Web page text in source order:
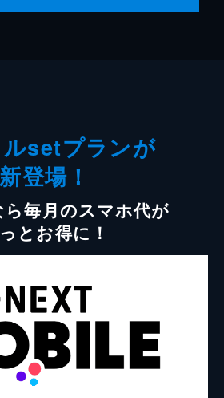
setプランが
新登場！
ら毎月のスマホ代が
とお得に！